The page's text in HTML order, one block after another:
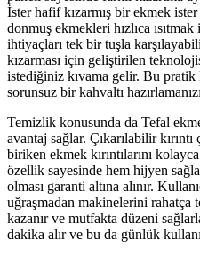
İster hafif kızarmış bir ekmek
donmuş ekmekleri hızlıca
ihtiyaçları tek bir tuşla
kızarması için geliştirilen
istediğiniz kıvama gelir. Bu pratik
sorunsuz bir kahvaltı
Temizlik konusunda da Tefal
avantaj sağlar. Çıkarılabilir
biriken ekmek kırıntılarını
özellik sayesinde hem hijyen
olması garanti altına alınır.
uğraşmadan makinelerini rahatça
kazanır ve mutfakta düzeni
dakika alır ve bu da günlük